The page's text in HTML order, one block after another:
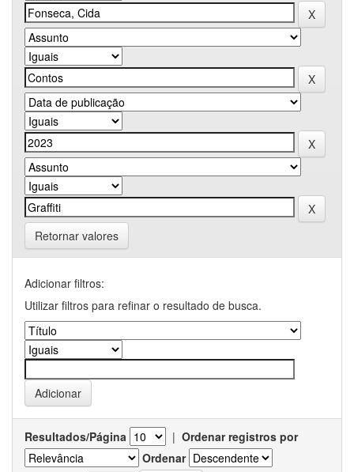
Retornar valores
Adicionar filtros:
Utilizar filtros para refinar o resultado de busca.
Resultados/Página | Ordenar registros por
Ordenar